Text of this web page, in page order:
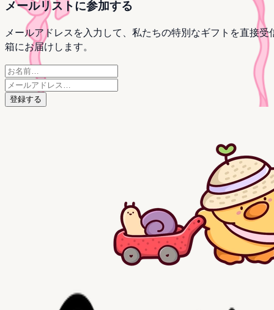
メールリストに参加する
メールアドレスを入力して、私たちの特別なギフトを直接受
箱にお届けします。
登録する